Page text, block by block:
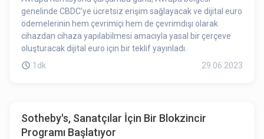
genelinde CBDC’ye ücretsiz erişim sağlayacak ve dijital euro
ödemelerinin hem çevrimiçi hem de çevrimdışı olarak
cihazdan cihaza yapılabilmesi amacıyla yasal bir çerçeve
oluşturacak dijital euro için bir teklif yayınladı.
1dk
29.06.2023
Sotheby's, Sanatçılar İçin Bir Blokzincir
Programı Başlatıyor